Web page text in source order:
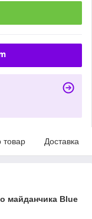
товар Доставка
майданчика Blue